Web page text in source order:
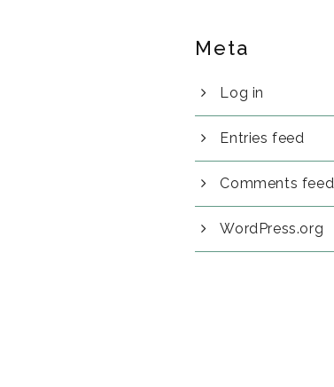
Meta
Log in
Entries feed
Comments feed
WordPress.org